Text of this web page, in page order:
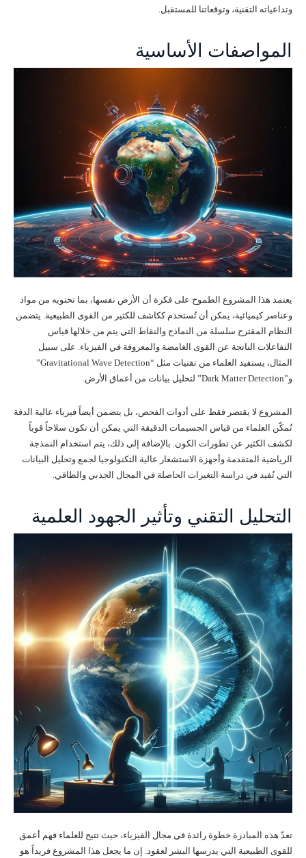
وتداعياته التقنية، وتوقعاتنا للمستقبل.
المواصفات الأساسية
يعتمد هذا المشروع الطموح على فكرة أن الأرض نفسها، بما تحتويه من مواد
وعناصر كيميائية، يمكن أن تُستخدم ككاشف للكثير من القوى الطبيعية. يتضمن
النظام المقترح سلسلة من النماذج والنقاط التي يتم من خلالها قياس
التفاعلات الناتجة عن القوى الغامضة والمعروفة في الفيزياء. على سبيل
المثال، يستفيد العلماء من تقنيات مثل “Gravitational Wave Detection”
و”Dark Matter Detection” لتحليل بيانات من أعماق الأرض.
المشروع لا يقتصر فقط على أدوات الفحص، بل يتضمن أيضاً فيزياء عالية الدقة
تُمكّن العلماء من قياس الجسيمات الدقيقة التي يمكن أن تكون سلاحاً قوياً
لكشف الكثير عن تطورات الكون. بالإضافة إلى ذلك، يتم استخدام النمذجة
الرياضية المتقدمة وأجهزة الاستشعار عالية التكنولوجيا لجمع وتحليل البيانات
التي تُفيد في دراسة التغيرات الحاصلة في المجال الجذبي والطاقي.
التحليل التقني وتأثير الجهود العلمية
تعدّ هذه المبادرة خطوة رائدة في مجال الفيزياء، حيث تتيح للعلماء فهم أعمق
للقوى الطبيعية التي يدرسها البشر لعقود. إن ما يجعل هذا المشروع فريداً هو